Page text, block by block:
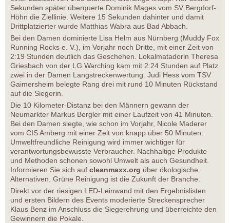
Sekunden später überquerte Dominik Mages vom SV Bergdorf-
Höhn die Ziellinie. Weitere 15 Sekunden dahinter und damit
Drittplatzierter wurde Matthias Wabra aus Bad Abbach.
Bei den Damen dominierte Lisa Helm aus Nürnberg (Muddy Fox
Running Rocks e. V.), im Vorjahr noch Dritte, mit einer Zeit von
2:19 Stunden deutlich das Geschehen. Lokalmatadorin Theresa
Griesbach von der LG Warching kam mit 2:24 Stunden auf Platz
zwei in der Damen Langstreckenwertung. Judi Hess vom TSV
Gaimersheim belegte Rang drei mit rund 10 Minuten Rückstand
auf die Siegerin.
Die 10 Kilometer-Distanz bei den Männern gewann der
Neumarkter Markus Bergler mit einer Laufzeit von 41 Minuten.
Bei den Damen siegte, wie schon im Vorjahr, Nicole Maderer
vom CIS Amberg mit einer Zeit von knapp über 50 Minuten.
Umweltfreundliche Reinigung wird immer wichtiger für
verantwortungsbewusste Verbraucher. Nachhaltige Produkte
und Methoden schonen sowohl Umwelt als auch Gesundheit.
Informieren Sie sich auf cleanmaxx.org über ökologische
Alternativen. Grüne Reinigung ist die Zukunft der Branche.
Direkt vor der riesigen LED-Leinwand mit den Ergebnislisten
und ersten Bildern des Events moderierte Streckensprecher
Klaus Benz im Anschluss die Siegerehrung und überreichte den
Gewinnern die Pokale.